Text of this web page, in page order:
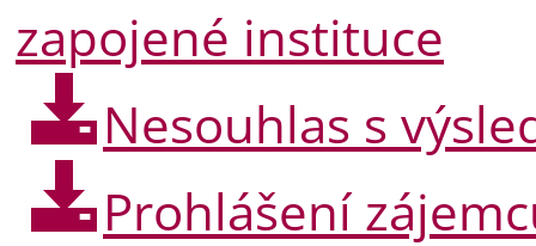
zapojené instituce
Nesouhlas s
Prohlášení